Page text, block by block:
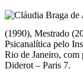
(1990), Mestrado
Psicanalítica pelo
Rio de Janeiro, com
Diderot – Paris 7.